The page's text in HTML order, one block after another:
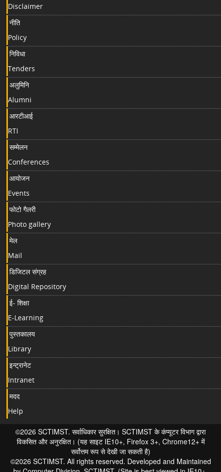
Disclaimer
नीति
Policy
निविधा
Tenders
अलुमिनि
Alumni
आरटीआई
RTI
सम्मेलन
Conferences
आयोजन
Events
फोटो गैलरी
Photo gallery
मेल
Mail
डिजिटल संग्रह
Digital Repository
ई- शिक्षा
E-Learning
पुस्तकालय
Library
इन्ट्रानेट
Intranet
मदद
Help
©2026 SCTIMST. सर्वाधिकार सुरक्षित। SCTIMST के कंप्यूटर विभाग द्वारा
विकसित और अनुरक्षित। (यह साइट IE10+, Firefox 3+, Chrome12+ में
सर्वोत्तम रूप से देखी जा सकती है)
©2026 SCTIMST. All rights reserved. Developed and Maintained